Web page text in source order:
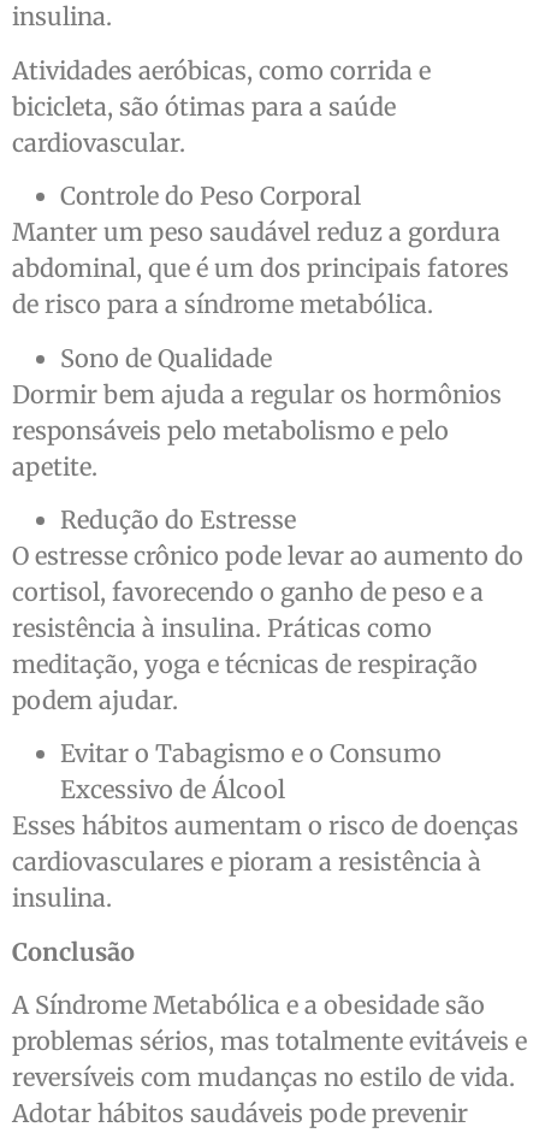
insulina.
Atividades aeróbicas, como corrida e
bicicleta, são ótimas para a saúde
cardiovascular.
Controle do Peso Corporal
Manter um peso saudável reduz a gordura
abdominal, que é um dos principais fatores
de risco para a síndrome metabólica.
Sono de Qualidade
Dormir bem ajuda a regular os hormônios
responsáveis pelo metabolismo e pelo
apetite.
Redução do Estresse
O estresse crônico pode levar ao aumento do
cortisol, favorecendo o ganho de peso e a
resistência à insulina. Práticas como
meditação, yoga e técnicas de respiração
podem ajudar.
Evitar o Tabagismo e o Consumo
Excessivo de Álcool
Esses hábitos aumentam o risco de doenças
cardiovasculares e pioram a resistência à
insulina.
Conclusão
A Síndrome Metabólica e a obesidade são
problemas sérios, mas totalmente evitáveis e
reversíveis com mudanças no estilo de vida.
Adotar hábitos saudáveis pode prevenir